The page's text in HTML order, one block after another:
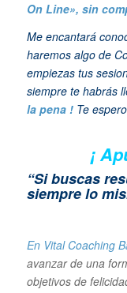
On Line», sin
Me encantará
haremos algo de
empiezas tus
siempre te habrás
la pena ! Te
¡
“Si buscas
siempre lo
En Vital Coaching
avanzar de una
objetivos de